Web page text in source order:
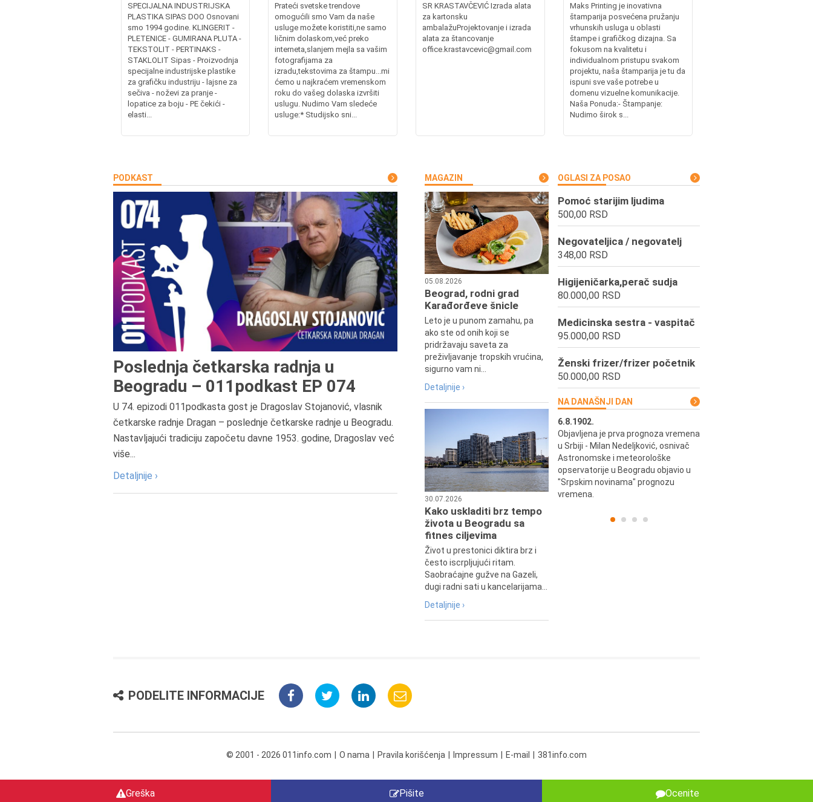
SPECIJALNA INDUSTRIJSKA
PLASTIKA SIPAS DOO Osnovani
smo 1994 godine. KLINGERIT -
PLETENICE - GUMIRANA PLUTA -
TEKSTOLIT - PERTINAKS -
STAKLOLIT Sipas - Proizvodnja
specijalne industrijske plastike
za grafičku industriju - lajsne za
sečiva - noževi za pranje -
lopatice za boju - PE čekići -
elasti...
Prateći svetske trendove
omogućili smo Vam da naše
usluge možete koristiti,ne samo
ličnim dolaskom,već preko
interneta,slanjem mejla sa vašim
fotografijama za
izradu,tekstovima za štampu...mi
ćemo u najkraćem vremenskom
roku do vašeg dolaska izvršiti
uslugu. Nudimo Vam sledeće
usluge:* Studijsko sni...
SR KRASTAVČEVIĆ Izrada alata
za kartonsku
ambalažuProjektovanje i izrada
alata za štancovanje
office.krastavcevic@gmail.com
Maks Printing je inovativna
štamparija posvećena pružanju
vrhunskih usluga u oblasti
štampe i grafičkog dizajna. Sa
fokusom na kvalitetu i
individualnom pristupu svakom
projektu, naša štamparija je tu da
ispuni sve vaše potrebe u
domenu vizuelne komunikacije.
Naša Ponuda:- Štampanje:
Nudimo širok s...
PODKAST
Poslednja četkarska radnja u
Beogradu – 011podkast EP 074
U 74. epizodi 011podkasta gost je Dragoslav Stojanović, vlasnik
četkarske radnje Dragan – poslednje četkarske radnje u Beogradu.
Nastavljajući tradiciju započetu davne 1953. godine, Dragoslav već
više...
Detaljnije ›
MAGAZIN
05.08.2026
Beograd, rodni grad
Karađorđeve šnicle
Leto je u punom zamahu, pa
ako ste od onih koji se
pridržavaju saveta za
preživljavanje tropskih vrućina,
sigurno vam ni...
Detaljnije ›
30.07.2026
Kako uskladiti brz tempo
života u Beogradu sa
fitnes ciljevima
Život u prestonici diktira brz i
često iscrpljujući ritam.
Saobraćajne gužve na Gazeli,
dugi radni sati u kancelarijama...
Detaljnije ›
OGLASI ZA POSAO
Pomoć starijim ljudima
500,00 RSD
Negovateljica / negovatelj
348,00 RSD
Higijeničarka,perač sudja
80.000,00 RSD
Medicinska sestra - vaspitač
95.000,00 RSD
Ženski frizer/frizer početnik
50.000,00 RSD
NA DANAŠNJI DAN
Preminula je Zorka Boljanović,
vazduhoplovni inženjer, predsednik
Udruženja žena pilota Jugoslavije.
6.8.1902.
Objavljena je prva prognoza vremena
u Srbiji - Milan Nedeljković, osnivač
Astronomske i meteorološke
opservatorije u Beogradu objavio u
"Srpskim novinama" prognozu
vremena.
PODELITE INFORMACIJE
Greška Pišite Ocenite
© 2001 - 2026 011info.com O nama Pravila korišćenja Impressum E-mail 381info.com